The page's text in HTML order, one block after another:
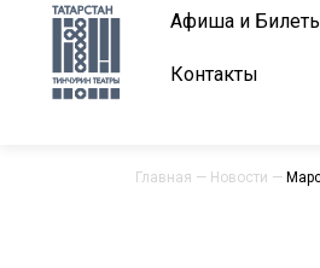
Афиша и
Контакты
Главная — Новости —